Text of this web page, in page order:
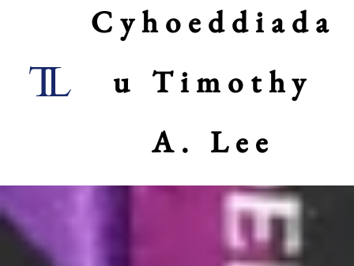
Cyhoeddiada
u Timothy
A. Lee